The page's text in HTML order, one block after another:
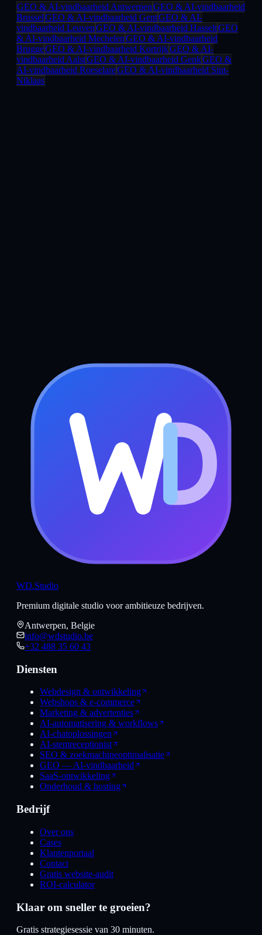
GEO & AI-vindbaarheid AntwerpenGEO & AI-vindbaarheid
BrusselGEO & AI-vindbaarheid GentGEO & AI-
vindbaarheid LeuvenGEO & AI-vindbaarheid HasseltGEO
& AI-vindbaarheid MechelenGEO & AI-vindbaarheid
BruggeGEO & AI-vindbaarheid KortrijkGEO & AI-
vindbaarheid AalstGEO & AI-vindbaarheid GenkGEO &
AI-vindbaarheid RoeselareGEO & AI-vindbaarheid Sint-
Niklaas
WD.Studio
Premium digitale studio voor ambitieuze bedrijven.
Antwerpen, Belgie
info@wdstudio.be
+32 488 35 60 43
Diensten
Webdesign & ontwikkeling
Webshops & e-commerce
Marketing & advertenties
AI-automatisering & workflows
AI-chatoplossingen
AI-stemreceptionist
SEO & zoekmachineoptimalisatie
GEO — AI-vindbaarheid
SaaS-ontwikkeling
Onderhoud & hosting
Bedrijf
Over ons
Cases
Klantenportaal
Contact
Gratis website-audit
ROI-calculator
Klaar om sneller te groeien?
Gratis strategiesessie van 30 minuten.